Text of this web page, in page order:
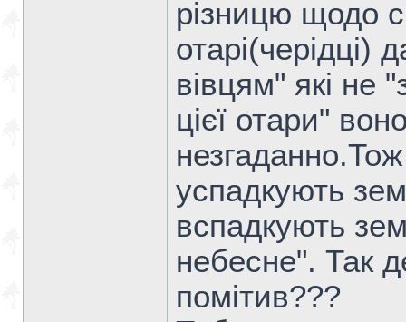
різницю щодо
вівцям" які не
цієї отари"
успадкують
вспадкують
небесне". Так
помітив???